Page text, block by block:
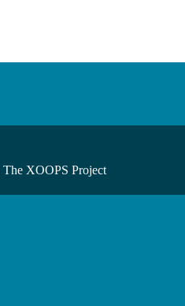
The XOOPS Project